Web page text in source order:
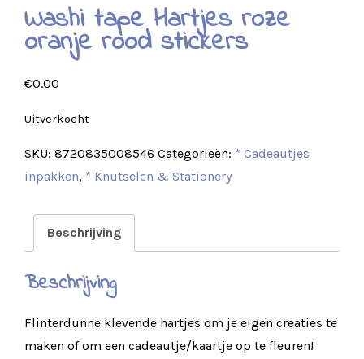
Washi tape Hartjes roze
oranje rood stickers
€0.00
Uitverkocht
SKU: 8720835008546 Categorieën: * Cadeautjes
inpakken, * Knutselen & Stationery
Beschrijving
Beschrijving
Flinterdunne klevende hartjes om je eigen creaties te
maken of om een cadeautje/kaartje op te fleuren!